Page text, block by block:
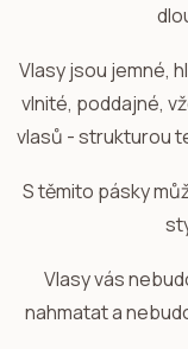
Vlasy jsou jemné,
vlnité, poddajné,
vlasů - strukturou
S těmito pásky
Vlasy vás
nahmatat a